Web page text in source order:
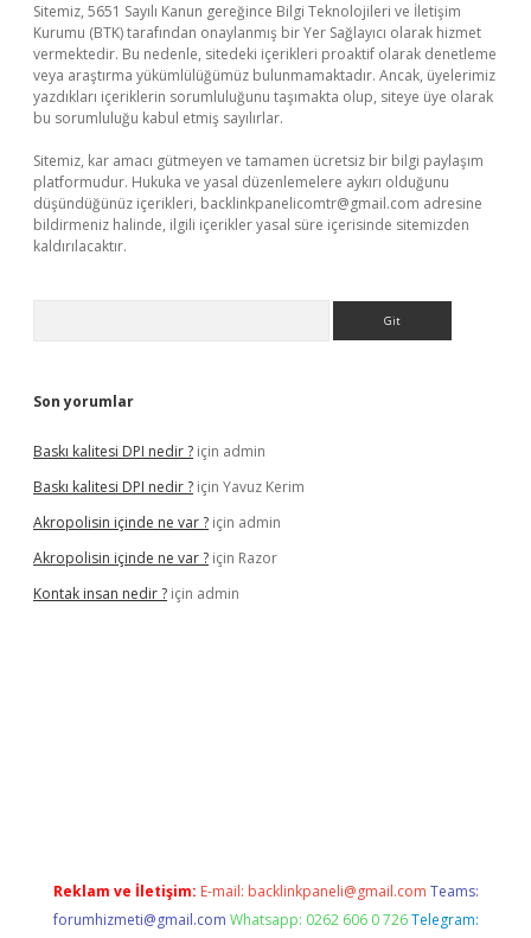
Sitemiz, 5651 Sayılı Kanun gereğince Bilgi Teknolojileri ve İletişim
Kurumu (BTK) tarafından onaylanmış bir Yer Sağlayıcı olarak hizmet
vermektedir. Bu nedenle, sitedeki içerikleri proaktif olarak denetleme
veya araştırma yükümlülüğümüz bulunmamaktadır. Ancak, üyelerimiz
yazdıkları içeriklerin sorumluluğunu taşımakta olup, siteye üye olarak
bu sorumluluğu kabul etmiş sayılırlar.
Sitemiz, kar amacı gütmeyen ve tamamen ücretsiz bir bilgi paylaşım
platformudur. Hukuka ve yasal düzenlemelere aykırı olduğunu
düşündüğünüz içerikleri, backlinkpanelicomtr@gmail.com adresine
bildirmeniz halinde, ilgili içerikler yasal süre içerisinde sitemizden
kaldırılacaktır.
Son yorumlar
Baskı kalitesi DPI nedir ? için admin
Baskı kalitesi DPI nedir ? için Yavuz Kerim
Akropolisin içinde ne var ? için admin
Akropolisin içinde ne var ? için Razor
Kontak insan nedir ? için admin
Reklam ve İletişim: E-mail: backlinkpaneli@gmail.com Teams:
forumhizmeti@gmail.com Whatsapp: 0262 606 0 726 Telegram: